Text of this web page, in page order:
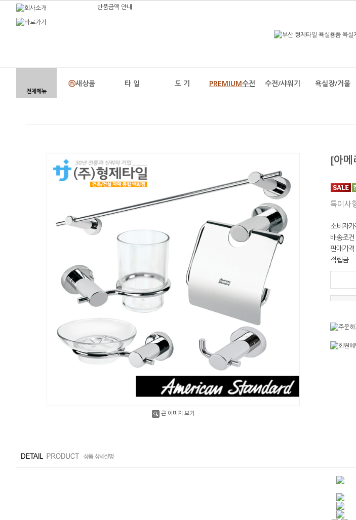
반품금액 안내
전체메뉴
ⓝ새상품 타 일 도 기 PREMIUM수전 수전/샤워기 욕실장/거울
큰 이미지 보기
[아메
특이사
소비자가
배송조건
판매가격
적립금